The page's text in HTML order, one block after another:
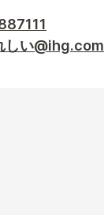
しい@ihg.com